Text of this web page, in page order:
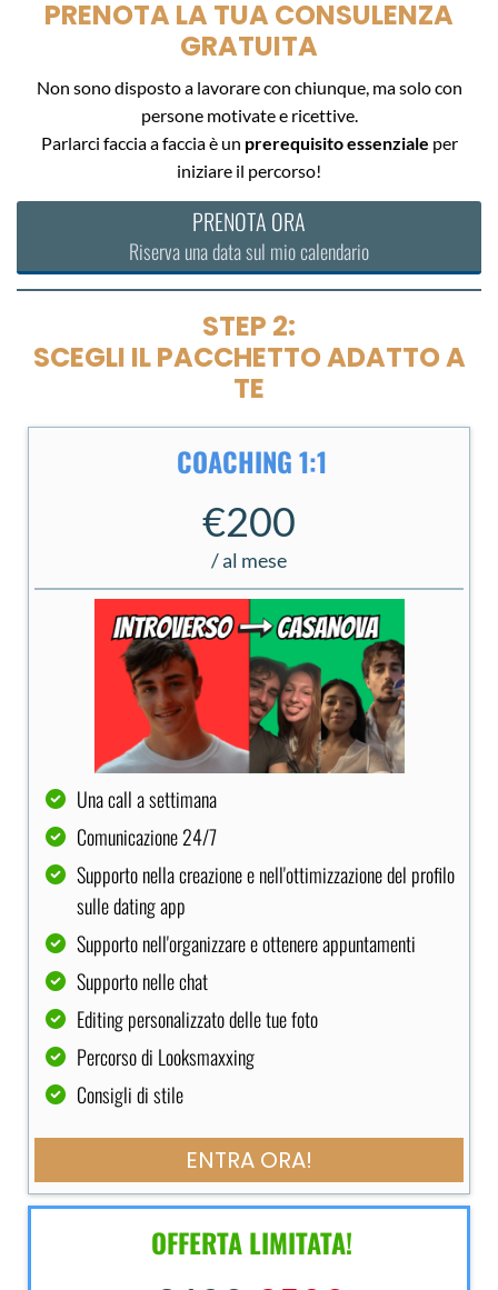
PRENOTA LA TUA CONSULENZA
GRATUITA
Non sono disposto a lavorare con chiunque, ma solo con
persone motivate e ricettive.
Parlarci faccia a faccia è un prerequisito essenziale per
iniziare il percorso!
PRENOTA ORA
Riserva una data sul mio calendario
STEP 2:
SCEGLI IL PACCHETTO ADATTO A
TE
COACHING 1:1
€200
/ al mese
Una call a settimana
Comunicazione 24/7
Supporto nella creazione e nell'ottimizzazione del profilo
sulle dating app
Supporto nell'organizzare e ottenere appuntamenti
Supporto nelle chat
Editing personalizzato delle tue foto
Percorso di Looksmaxxing
Consigli di stile
ENTRA ORA!
OFFERTA LIMITATA!